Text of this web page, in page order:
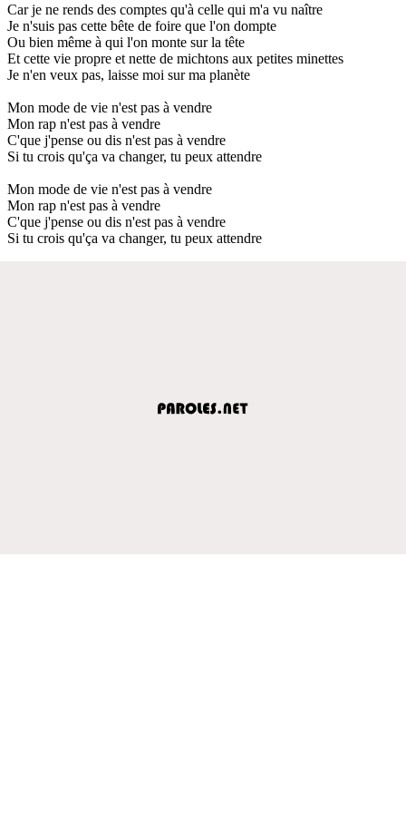
Car je ne rends des comptes qu'à celle qui m'a vu naître
Je n'suis pas cette bête de foire que l'on dompte
Ou bien même à qui l'on monte sur la tête
Et cette vie propre et nette de michtons aux petites minettes
Je n'en veux pas, laisse moi sur ma planète
Mon mode de vie n'est pas à vendre
Mon rap n'est pas à vendre
C'que j'pense ou dis n'est pas à vendre
Si tu crois qu'ça va changer, tu peux attendre
Mon mode de vie n'est pas à vendre
Mon rap n'est pas à vendre
C'que j'pense ou dis n'est pas à vendre
Si tu crois qu'ça va changer, tu peux attendre